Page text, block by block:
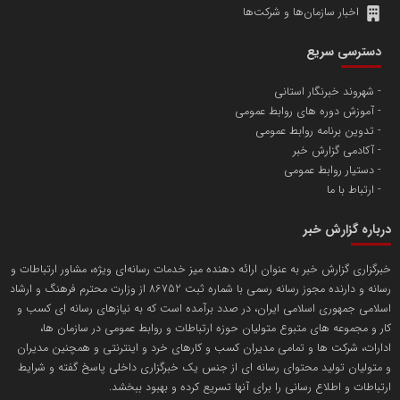
پایگاه اطلاع رسانی اعتلای نهادهای مردمی
پایگاه اطلاع رسانی دریا و نفت
تامین آهن اسفنجی تولیدکنندگان فولاد در کشور
تریبون
انتشار گسترده محتوا در رسانه گزارش خبر
مسعودصادقی
محمدعلی کرمعلی
اخبار سازمان‌ها و شرکت‌ها
دسترسی سریع
شهروند خبرنگار استانی
آموزش دوره های روابط عمومی
تدوین برنامه روابط عمومی
آکادمی گزارش خبر
دستیار روابط عمومی
ارتباط با ما
درباره گزارش خبر
خبرگزاری گزارش خبر به عنوان ارائه دهنده میز خدمات رسانه‌ای ویژه، مشاور ارتباطات و
رسانه و دارنده مجوز رسانه رسمی با شماره ثبت 86752 از وزارت محترم فرهنگ و ارشاد
اسلامی جمهوری اسلامی ایران، در صدد برآمده است که به نیازهای رسانه ای کسب و
کار و مجموعه های متبوع متولیان حوزه ارتباطات و روابط عمومی در سازمان ها،
ادارات، شرکت ها و تمامی مدیران کسب و کارهای خرد و اینترنتی و همچنین مدیران
و متولیان تولید محتوای رسانه ای از جنس یک خبرگزاری داخلی پاسخ گفته و شرایط
ارتباطات و اطلاع رسانی را برای آنها تسریع کرده و بهبود ببخشد.